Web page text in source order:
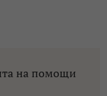
на помощи